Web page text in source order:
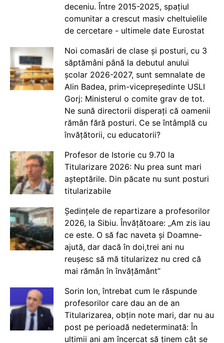
deceniu. Între 2015-2025, spațiul
comunitar a crescut masiv cheltuielile
de cercetare - ultimele date Eurostat
Noi comasări de clase și posturi, cu 3
săptămâni până la debutul anului
școlar 2026-2027, sunt semnalate de
Alin Badea, prim-vicepreședinte USLI
Gorj: Ministerul o comite grav de tot.
Ne sună directorii disperați că oamenii
rămân fără posturi. Ce se întâmplă cu
învățătorii, cu educatorii?
Profesor de Istorie cu 9.70 la
Titularizare 2026: Nu prea sunt mari
așteptările. Din păcate nu sunt posturi
titularizabile
Ședințele de repartizare a profesorilor
2026, la Sibiu. Învățătoare: „Am zis iau
ce este. O să fac naveta și Doamne-
ajută, dar dacă în doi,trei ani nu
reușesc să mă titularizez nu cred că
mai rămân în învățământ”
Sorin Ion, întrebat cum le răspunde
profesorilor care dau an de an
Titularizarea, obțin note mari, dar nu au
post pe perioadă nedeterminată: În
ultimii ani am încercat să ținem cât se